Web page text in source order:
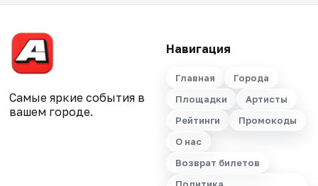
Самые яркие события в
вашем городе.
Навигация
Главная
Города
Площадки
Артисты
Рейтинги
Промокоды
О нас
Возврат билетов